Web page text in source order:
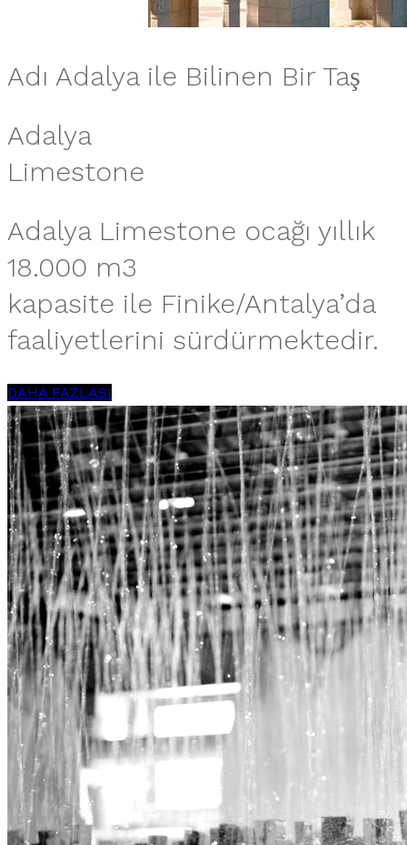
Adı Adalya ile Bilinen Bir Taş
Adalya
Limestone
Adalya Limestone ocağı yıllık
18.000 m3
kapasite ile Finike/Antalya’da
faaliyetlerini sürdürmektedir.
DAHA FAZLASI